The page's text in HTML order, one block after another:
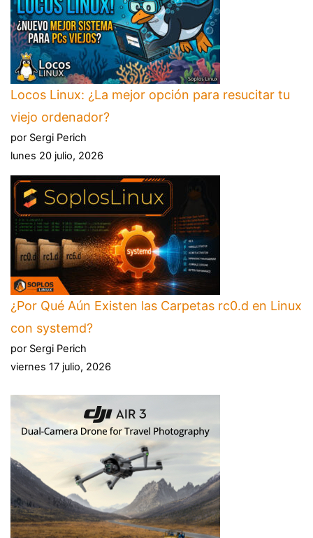
Locos Linux: ¿La mejor opción para resucitar tu
viejo ordenador?
por Sergi Perich
lunes 20 julio, 2026
¿Por Qué Aún Existen las Carpetas rc0.d en Linux
con systemd?
por Sergi Perich
viernes 17 julio, 2026